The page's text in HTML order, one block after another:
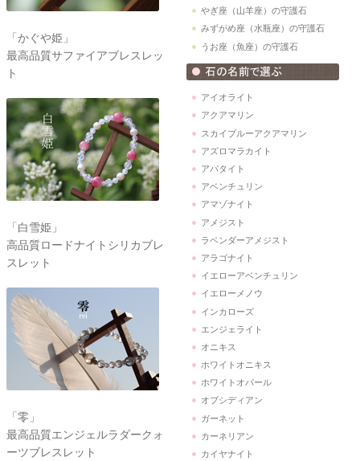
「かぐや姫」
最高品質サファイアブレスレッ
ト
「白雪姫」
高品質ロードナイトシリカブレ
スレット
「零」
最高品質エンジェルラダークォ
ーツブレスレット
やぎ座（山羊座）の守護石
みずがめ座（水瓶座）の守護石
うお座（魚座）の守護石
アイオライト
アクアマリン
スカイブルーアクアマリン
アズロマラカイト
アパタイト
アベンチュリン
アマゾナイト
アメジスト
ラベンダーアメジスト
アラゴナイト
イエローアベンチュリン
イエローメノウ
インカローズ
エンジェライト
オニキス
ホワイトオニキス
ホワイトオパール
オブシディアン
ガーネット
カーネリアン
カイヤナイト